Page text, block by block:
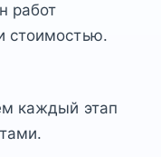
работ
стоимостью.
каждый этап